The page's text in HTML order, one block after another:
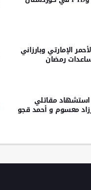
الإمارتي وبارزاني
رمضان
على استشهاد مقاتلي
معسوم و أحمد قجو